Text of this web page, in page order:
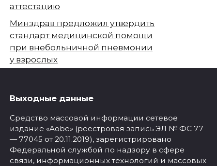
аттестацию
Минздрав предложил утвердить
стандарт медицинской помощи
при внебольничной пневмонии
у взрослых
Выходные данные
Средство массовой информации сетевое
издание «Aobe» (реестровая запись ЭЛ № ФС 77
— 77045 от 20.11.2019), зарегистрировано
Федеральной службой по надзору в сфере
связи, информационных технологий и массовых